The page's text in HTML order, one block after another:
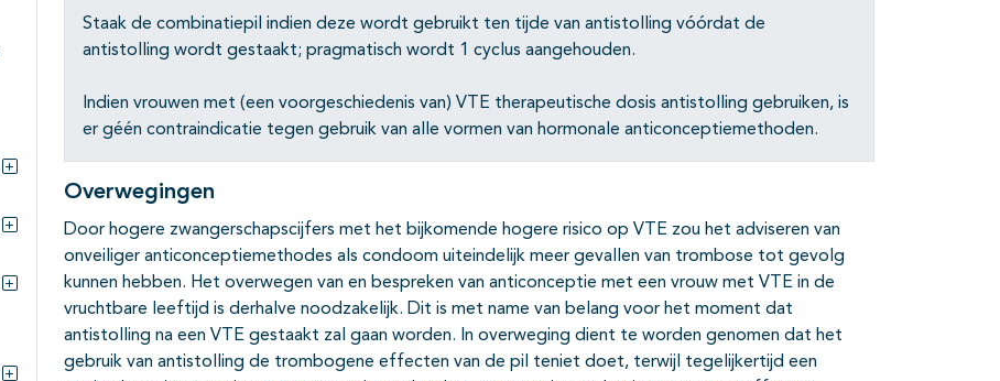
Subpagina's open- en dichtklappen
Subpagina's open- en dichtklappen
Subpagina's open- en dichtklappen
Staak de combinatiepil indien deze wordt gebruikt ten tijde van antistolling vóórdat de
antistolling wordt gestaakt; pragmatisch wordt 1 cyclus aangehouden.
Indien vrouwen met (een voorgeschiedenis van) VTE therapeutische dosis antistolling gebruiken, is
er géén contraindicatie tegen gebruik van alle vormen van hormonale anticonceptiemethoden.
Overwegingen
Door hogere zwangerschapscijfers met het bijkomende hogere risico op VTE zou het adviseren van
onveiliger anticonceptiemethodes als condoom uiteindelijk meer gevallen van trombose tot gevolg
kunnen hebben. Het overwegen van en bespreken van anticonceptie met een vrouw met VTE in de
vruchtbare leeftijd is derhalve noodzakelijk. Dit is met name van belang voor het moment dat
antistolling na een VTE gestaakt zal gaan worden. In overweging dient te worden genomen dat het
gebruik van antistolling de trombogene effecten van de pil teniet doet, terwijl tegelijkertijd een